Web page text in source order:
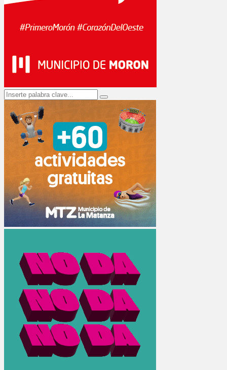
Search
for:
Search